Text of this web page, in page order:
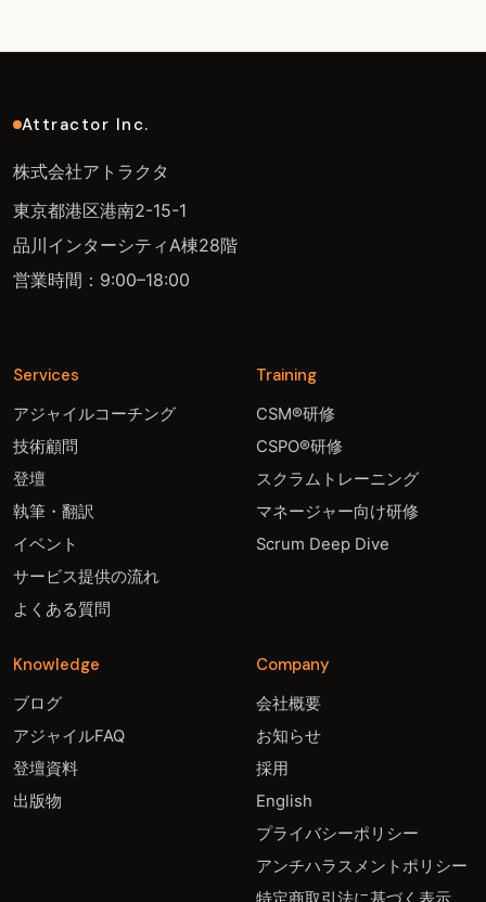
Attractor Inc.
株式会社アトラクタ
東京都港区港南2-15-1
品川インターシティA棟28階
営業時間：9:00–18:00
Services
アジャイルコーチング
技術顧問
登壇
執筆・翻訳
イベント
サービス提供の流れ
よくある質問
Training
CSM®研修
CSPO®研修
スクラムトレーニング
マネージャー向け研修
Scrum Deep Dive
Knowledge
ブログ
アジャイルFAQ
登壇資料
出版物
Company
会社概要
お知らせ
採用
English
プライバシーポリシー
アンチハラスメントポリシー